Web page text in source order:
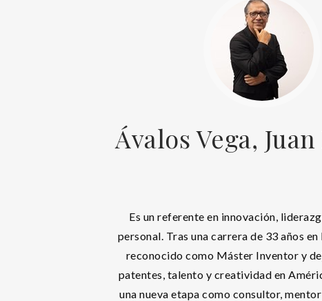
Ávalos Vega,
Es un referente en innovación,
personal. Tras una carrera de 33 años
reconocido como Máster Inventor y
patentes, talento y creatividad en
una nueva etapa como consultor,